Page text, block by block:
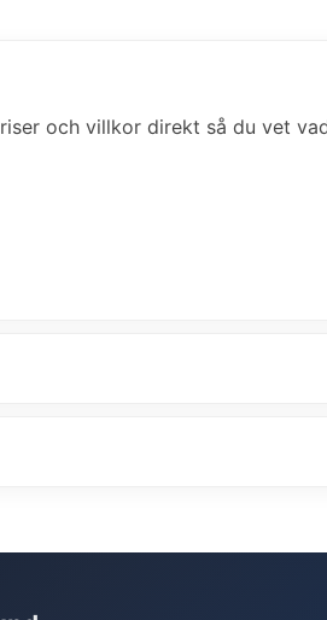
och villkor direkt så du vet